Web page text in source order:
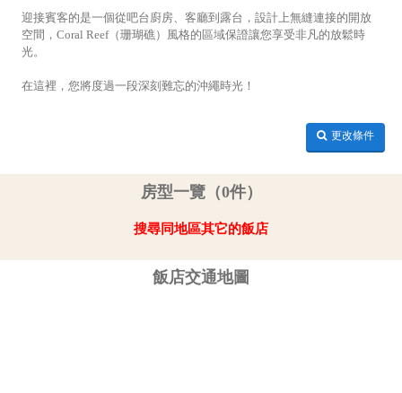
迎接賓客的是一個從吧台廚房、客廳到露台，設計上無縫連接的開放
空間，Coral Reef（珊瑚礁）風格的區域保證讓您享受非凡的放鬆時
光。
在這裡，您將度過一段深刻難忘的沖繩時光！
更改條件
房型一覽（0件）
搜尋同地區其它的飯店
飯店交通地圖